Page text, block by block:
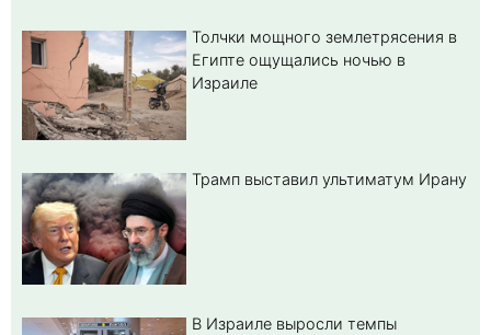
Толчки мощного землетрясения в
Египте ощущались ночью в
Израиле
Трамп выставил ультиматум Ирану
В Израиле выросли темпы